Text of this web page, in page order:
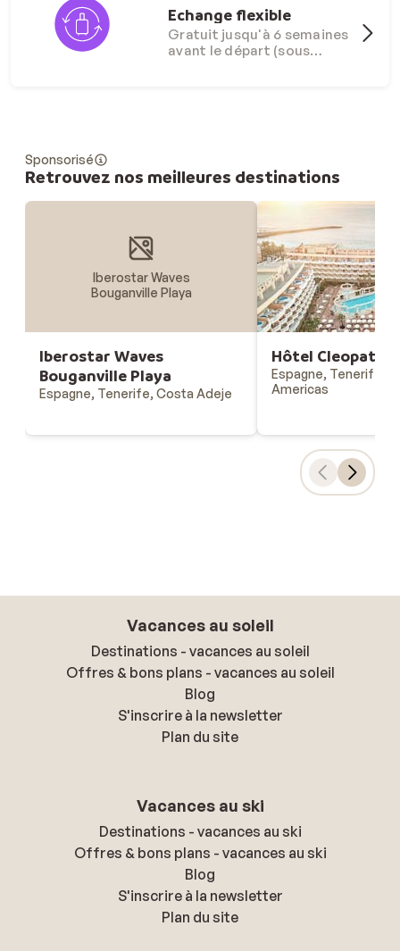
Echange flexible
Gratuit jusqu'à 6 semaines
avant le départ (sous
Sponsorisé
Retrouvez nos meilleures destinations
Iberostar Waves
Bouganville Playa
Iberostar Waves
Bouganville Playa
Espagne, Tenerife, Costa Adeje
Hôtel Cleopatra
Espagne, Tenerife,
Americas
Vacances au soleil
Destinations - vacances au soleil
Offres & bons plans - vacances au soleil
Blog
S'inscrire à la newsletter
Plan du site
Vacances au ski
Destinations - vacances au ski
Offres & bons plans - vacances au ski
Blog
S'inscrire à la newsletter
Plan du site